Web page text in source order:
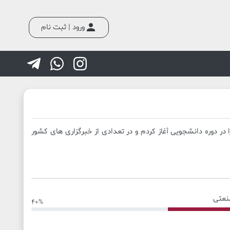
personورود | ثبت نام
فعالیت در حوزه عکاسی خبری را در دوره دانشجویی آغاز کردم و در تعدادی از خبرگزاری های کشور
40%